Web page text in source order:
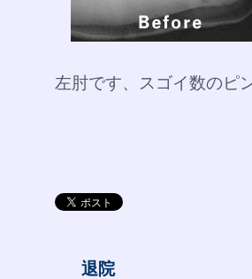
左肘です、スゴイ数のピ
退院